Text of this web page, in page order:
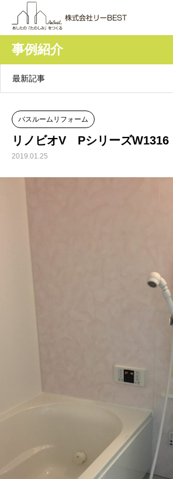
事例紹介
最新記事
バスルームリフォーム
リノビオV PシリーズW1316
2019.01.25